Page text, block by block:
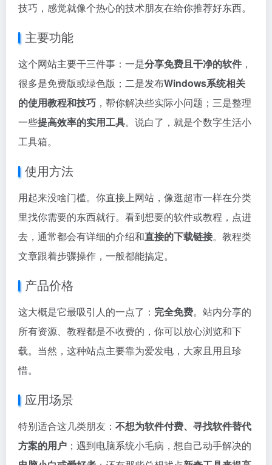
技巧，感觉就像个热心的技术朋友在给你推荐好东西。
主要功能
这个网站主要干三件事：一是分享免费且干净的软件 ，
很多是免费版或绿色版；二是发布Windows系统相关
的使用教程和技巧 ，帮你解决些实际小问题；三是整理
一些提高效率的实用工具。说白了，就是个数字生活小
工具箱。
使用方法
用起来没啥门槛。你直接上网站，像逛超市一样在分类
里找你需要的东西就行。看到想要的软件或教程，点进
去，通常都会有详细的介绍和直接的下载链接。教程类
文章跟着步骤操作，一般都能搞定。
产品价格
这大概是它最吸引人的一点了： 完全免费。站内分享的
所有资源、教程都是不收费的，你可以放心浏览和下
载。当然，这种站点主要靠为爱发电，大家且用且珍
惜。
应用场景
特别适合这几类朋友： 不想为软件付费、寻找软件替代
方案的用户 ；遇到电脑系统小毛病，想自己动手解决的